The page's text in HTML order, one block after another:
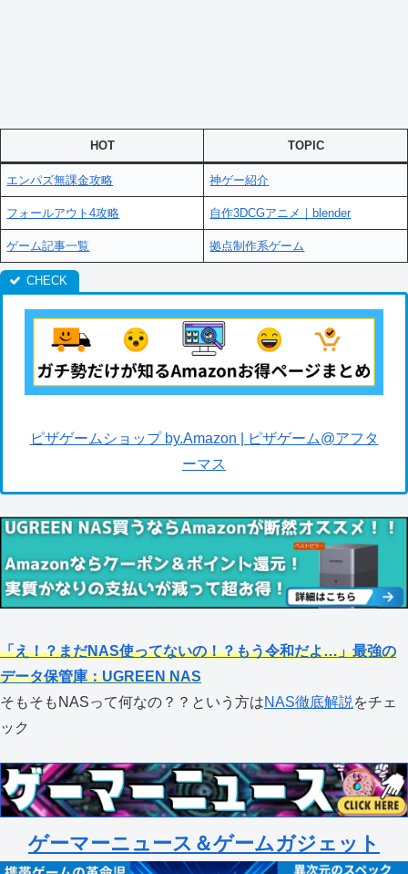
HOT TOPIC
エンパズ無課金攻略 神ゲー紹介
フォールアウト4攻略 自作3DCGアニメ｜blender
ゲーム記事一覧 拠点制作系ゲーム
ピザゲームショップ by.Amazon | ピザゲーム@アフタ
ーマス
「え！？まだNAS使ってないの！？もう令和だよ…」最強の
データ保管庫：UGREEN NAS
そもそもNASって何なの？？という方はNAS徹底解説をチェ
ック
ゲーマーニュース＆ゲームガジェット